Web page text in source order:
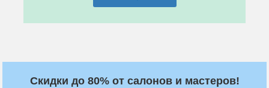
Скидки до 80% от салонов и мастеров!